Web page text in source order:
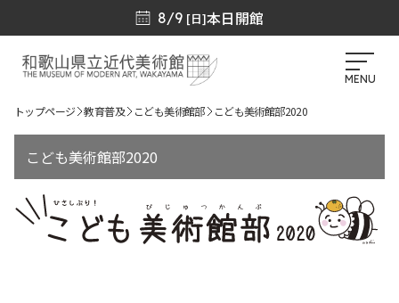
8/9 [日]本日開館
MENU
トップページ 教育普及 こども美術館部 こども美術館部2020
こども美術館部2020